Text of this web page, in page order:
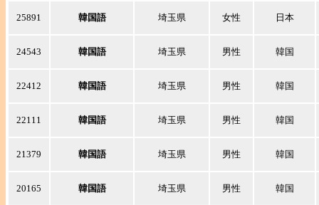
25891 韓国語 埼玉県 女性 日本
24543 韓国語 埼玉県 男性 韓国
22412 韓国語 埼玉県 男性 韓国
22111 韓国語 埼玉県 男性 韓国
21379 韓国語 埼玉県 男性 韓国
20165 韓国語 埼玉県 男性 韓国